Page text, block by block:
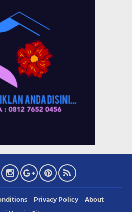
Privacy Policy
About